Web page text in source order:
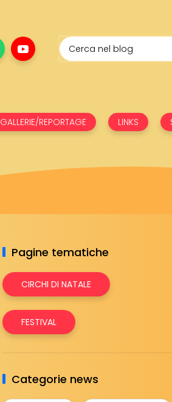
GALLERIE/REPORTAGE LINKS
Pagine tematiche
CIRCHI DI NATALE
FESTIVAL
Categorie news